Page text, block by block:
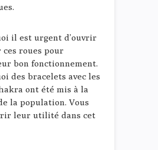
il est urgent d’ouvrir
roues pour
bon fonctionnement.
des bracelets avec les
ont été mis à la
la population. Vous
leur utilité dans cet